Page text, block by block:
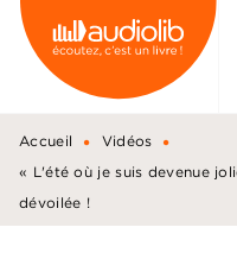
MENU
PIED DE PAGE
Accueil • Vidéos •
« L'été où je suis devenue
dévoilée !